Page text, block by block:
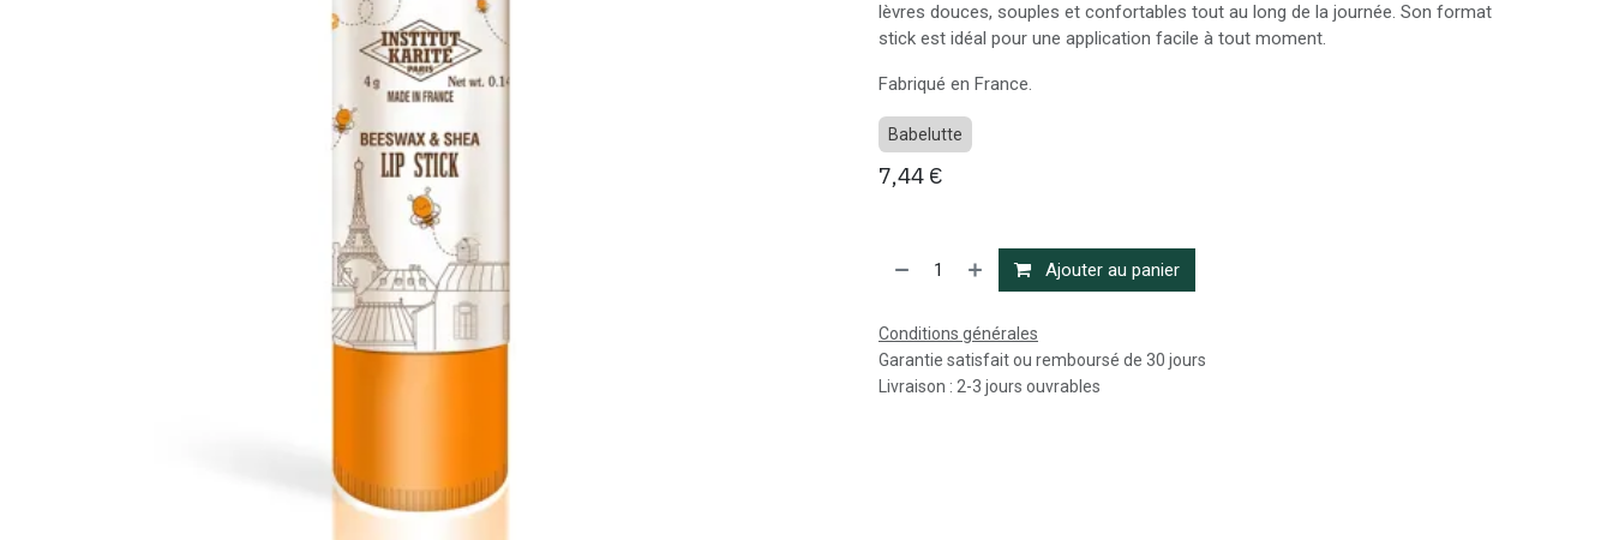
lèvres douces, souples et confortables tout au long de la journée. Son format
stick est idéal pour une application facile à tout moment.
Fabriqué en France.
Babelutte
7,44 €
Ajouter au panier
Conditions générales
Garantie satisfait ou remboursé de 30 jours
Livraison : 2-3 jours ouvrables